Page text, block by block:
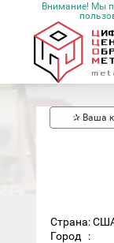
Внимание! Мы
✰ Ваша
Страна:
Город
: